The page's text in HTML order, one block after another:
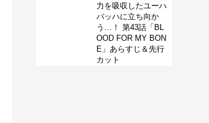
力を吸収したユーハ
バッハに立ち向か
う…！ 第43話「BL
OOD FOR MY BON
E」あらすじ＆先行
カット